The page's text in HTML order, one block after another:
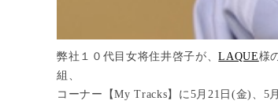
弊社１０代目女将住井啓子が、LAQUE様
組、
コーナー【My Tracks】に5月21日(金)、5